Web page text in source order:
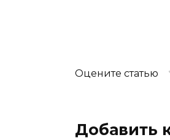
Оцените статью
Добавить